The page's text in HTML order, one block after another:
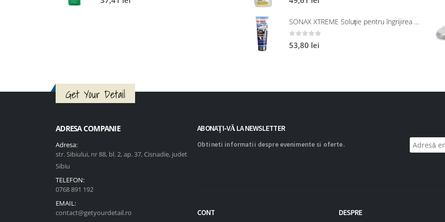
SONAX XTREME Soluție pentru îngrijirea suprafețelor exterioare din plastic 250 ml
0 out of 5
53,80 lei
Get Your Detail
ADRESA COMPANIE
Adresa:
str. Sibiului, nr 88, bl. 2, ap. 37, Cisnadie, judet
Sibiu
TELEFON:
0768 891 192
EMAIL:
contact@getyourdetail.ro
ABONAȚI-VĂ LA NEWSLETTER
Obtineti informatii despre evenimente si oferte.
CONT DESPRE